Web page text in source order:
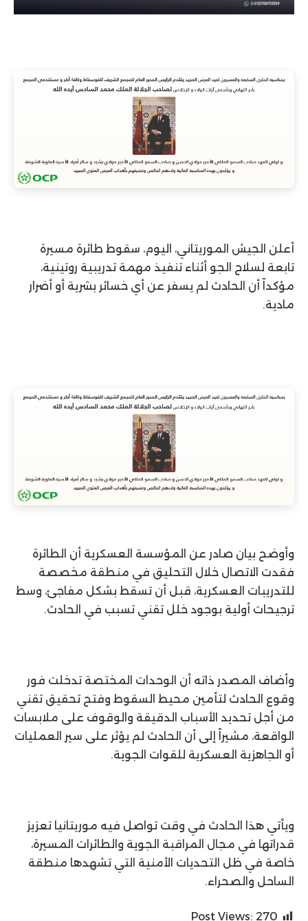
أعلن الجيش الموريتاني، اليوم، سقوط طائرة مسيرة
تابعة لسلاح الجو أثناء تنفيذ مهمة تدريبية روتينية،
مؤكداً أن الحادث لم يسفر عن أي خسائر بشرية أو أضرار
مادية.
وأوضح بيان صادر عن المؤسسة العسكرية أن الطائرة
فقدت الاتصال خلال التحليق في منطقة مخصصة
للتدريبات العسكرية، قبل أن تسقط بشكل مفاجئ، وسط
ترجيحات أولية بوجود خلل تقني تسبب في الحادث.
وأضاف المصدر ذاته أن الوحدات المختصة تدخلت فور
وقوع الحادث لتأمين محيط السقوط وفتح تحقيق تقني
من أجل تحديد الأسباب الدقيقة والوقوف على ملابسات
الواقعة، مشيراً إلى أن الحادث لم يؤثر على سير العمليات
أو الجاهزية العسكرية للقوات الجوية.
ويأتي هذا الحادث في وقت تواصل فيه موريتانيا تعزيز
قدراتها في مجال المراقبة الجوية والطائرات المسيرة،
خاصة في ظل التحديات الأمنية التي تشهدها منطقة
الساحل والصحراء.
Post Views: 270